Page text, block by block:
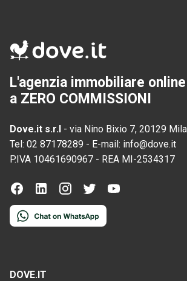
L'agenzia immobiliare online
a ZERO COMMISSIONI
Dove.it s.r.l - via Nino Bixio 7, 20129
Tel: 02 87178289 - E-mail: info@dove.it
P.IVA 10461690967 - REA MI-2534317
DOVE.IT